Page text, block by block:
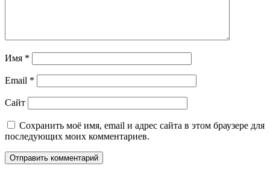
Имя *
Email *
Сайт
Сохранить моё имя, email и адрес сайта в этом браузере для
последующих моих комментариев.